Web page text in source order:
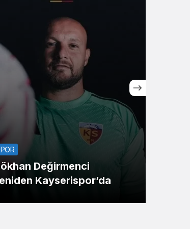
Sistem modunu seçin.
Değirmenci
Kayserispor’da